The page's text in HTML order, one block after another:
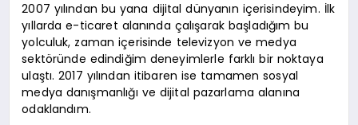
2007 yılından bu yana dijital dünyanın içerisindeyim. İlk
yıllarda e-ticaret alanında çalışarak başladığım bu
yolculuk, zaman içerisinde televizyon ve medya
sektöründe edindiğim deneyimlerle farklı bir noktaya
ulaştı. 2017 yılından itibaren ise tamamen sosyal
medya danışmanlığı ve dijital pazarlama alanına
odaklandım.